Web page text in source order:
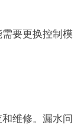
要更换控制模
维修。漏水问